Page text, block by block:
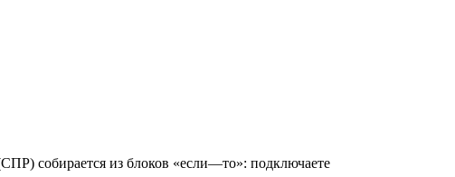
собирается из блоков «если—то»: подключаете